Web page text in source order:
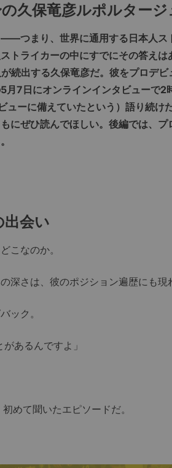
久保竜彦ルポルタージ
――つまり、世界に通用する日本人ス
トライカーの中にすでにその答えは
続出する久保竜彦だ。彼をプロデ
月7日にオンラインインタビューで2
ューに備えていたという）語り続け
にぜひ読んでほしい。後編では、プ
出会い
こなのか。
深さは、彼のポジション遍歴にも現
ック。
あるんですよ」
めて聞いたエピソードだ。